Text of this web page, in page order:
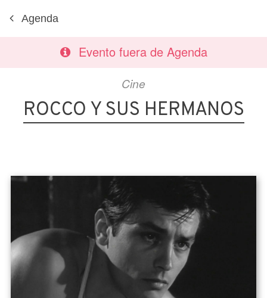
Agenda
Evento fuera de Agenda
Cine
ROCCO Y SUS HERMANOS